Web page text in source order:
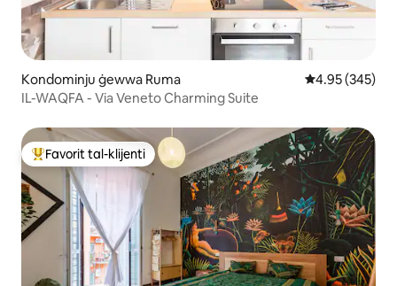
Kondominju ġewwa Ruma Rating medju
4.95 (345)
IL-WAQFA - Via Veneto Charming Suite
Wieħed mill-aqwa favoriti tal-klijenti
Favorit tal-klijenti